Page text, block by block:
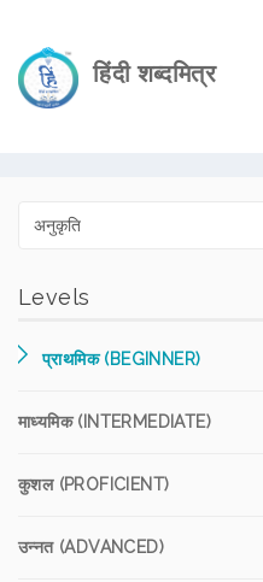
हिंदी शब्दमित्र
Levels
प्राथमिक (BEGINNER)
माध्यमिक (INTERMEDIATE)
कुशल (PROFICIENT)
उन्नत (ADVANCED)